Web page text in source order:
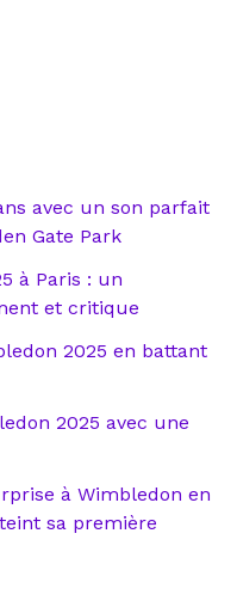
avec un son parfait
Gate Park
à Paris : un
et critique
2025 en battant
2025 avec une
à Wimbledon en
sa première